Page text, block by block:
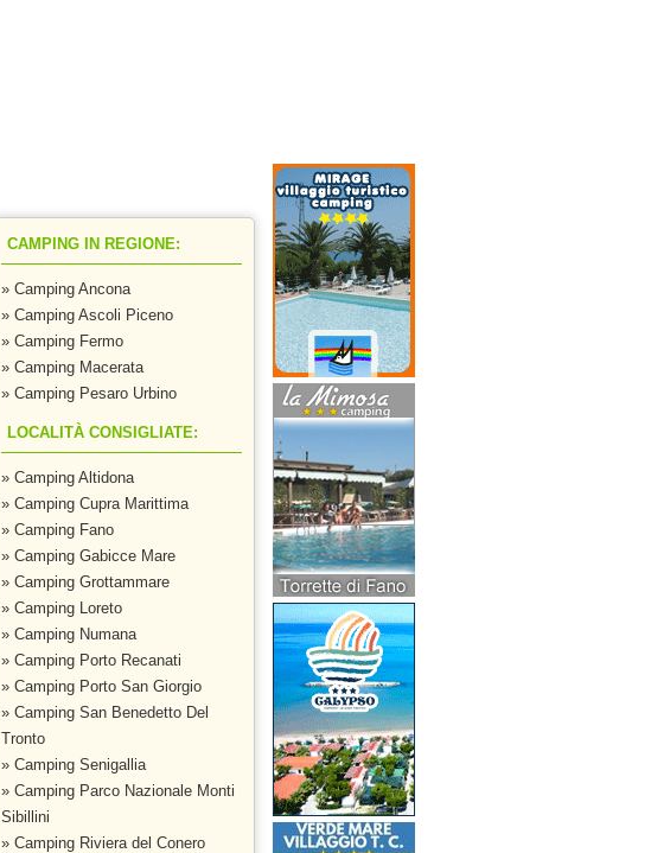
CAMPING IN REGIONE:
» Camping Ancona
» Camping Ascoli Piceno
» Camping Fermo
» Camping Macerata
» Camping Pesaro Urbino
LOCALITÀ CONSIGLIATE:
» Camping Altidona
» Camping Cupra Marittima
» Camping Fano
» Camping Gabicce Mare
» Camping Grottammare
» Camping Loreto
» Camping Numana
» Camping Porto Recanati
» Camping Porto San Giorgio
» Camping San Benedetto Del
Tronto
» Camping Senigallia
» Camping Parco Nazionale Monti
Sibillini
» Camping Riviera del Conero